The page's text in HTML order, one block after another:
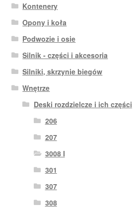
Kontenery
Opony i koła
Podwozie i osie
Silnik - części i akcesoria
Silniki, skrzynie biegów
Wnętrze
Deski rozdzielcze i ich części
206
207
3008 I
301
307
308